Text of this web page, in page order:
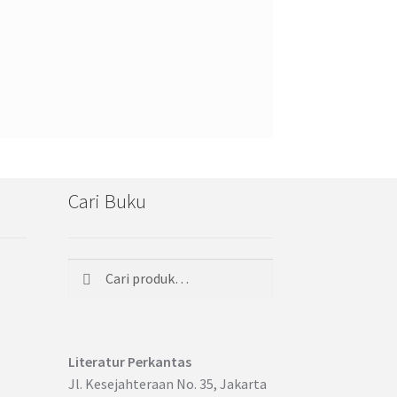
Cari Buku
Pencarian
Literatur Perkantas
Jl. Kesejahteraan No. 35, Jakarta